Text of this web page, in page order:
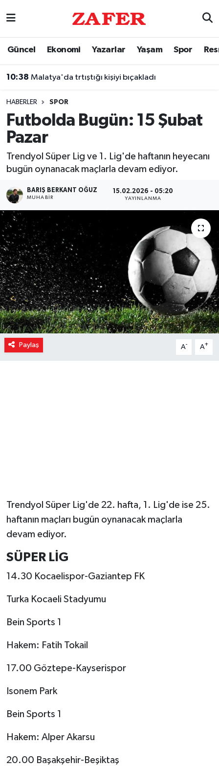
Güncel Ekonomi Yazarlar Yaşam Spor
10:38 Malatya'da trtıştığı kişiyi bıçakladı
HABERLER SPOR
Futbolda Bugün: 15 Şubat
Pazar
Trendyol Süper Lig ve 1. Lig'de haftanın heyecanı
bugün oynanacak maçlarla devam ediyor.
BARIŞ BERKANT OĞUZ
MUHABIR
15.02.2026 - 05:20
YAYINLANMA
Paylaş A- A+
Trendyol Süper Lig'de 22. hafta, 1. Lig'de ise 25.
haftanın maçları bugün oynanacak maçlarla
devam ediyor.
SÜPER LİG
14.30 Kocaelispor-Gaziantep FK
Turka Kocaeli Stadyumu
Bein Sports 1
Hakem: Fatih Tokail
17.00 Göztepe-Kayserispor
Isonem Park
Bein Sports 1
Hakem: Alper Akarsu
20.00 Başakşehir-Beşiktaş
Nöbetçi Eczaneler
Trafik Durumu
Süper Lig Puan Durumu ve Fikstür
Tüm Manşetler
Son Dakika Haberleri
Haber Arşivi